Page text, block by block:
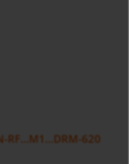
620